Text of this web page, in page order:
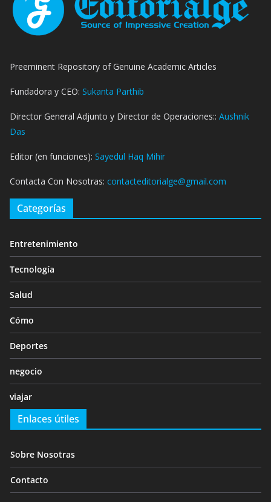
Preeminent Repository of Genuine Academic Articles
Fundadora y CEO: Sukanta Parthib
Director General Adjunto y Director de Operaciones:: Aushnik
Das
Editor (en funciones): Sayedul Haq Mihir
Contacta Con Nosotras: contacteditorialge@gmail.com
Categorías
Entretenimiento
Tecnología
Salud
Cómo
Deportes
negocio
viajar
Enlaces útiles
Sobre Nosotras
Contacto